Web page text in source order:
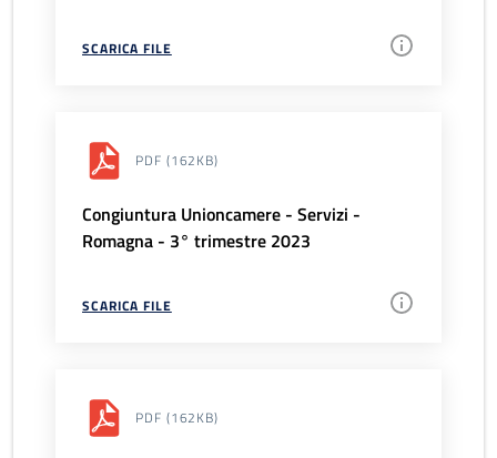
SCARICA FILE
PDF (162KB)
Congiuntura Unioncamere - Servizi -
Romagna - 3° trimestre 2023
SCARICA FILE
PDF (162KB)